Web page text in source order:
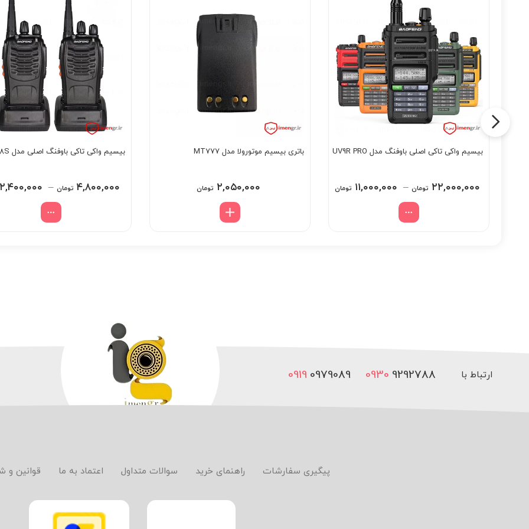
بیسیم واکی تاکی اصلی باوفنگ مدل UV9R PRO
۲۲,۰۰۰,۰۰۰ تومان – ۱۱,۰۰۰,۰۰۰ تومان
باتری بیسیم موتورولا مدل MT777
۲,۰۵۰,۰۰۰ تومان
بیسیم واکی تاکی باوفنگ اصلی مدل BF-888S
۴,۸۰۰,۰۰۰ تومان – ۲,۴۰۰,۰۰۰
ارتباط با 0919 0979089 0930 9292788
پیگیری سفارشات راهنمای خرید سوالات متداول اعتماد به ما قوانین و